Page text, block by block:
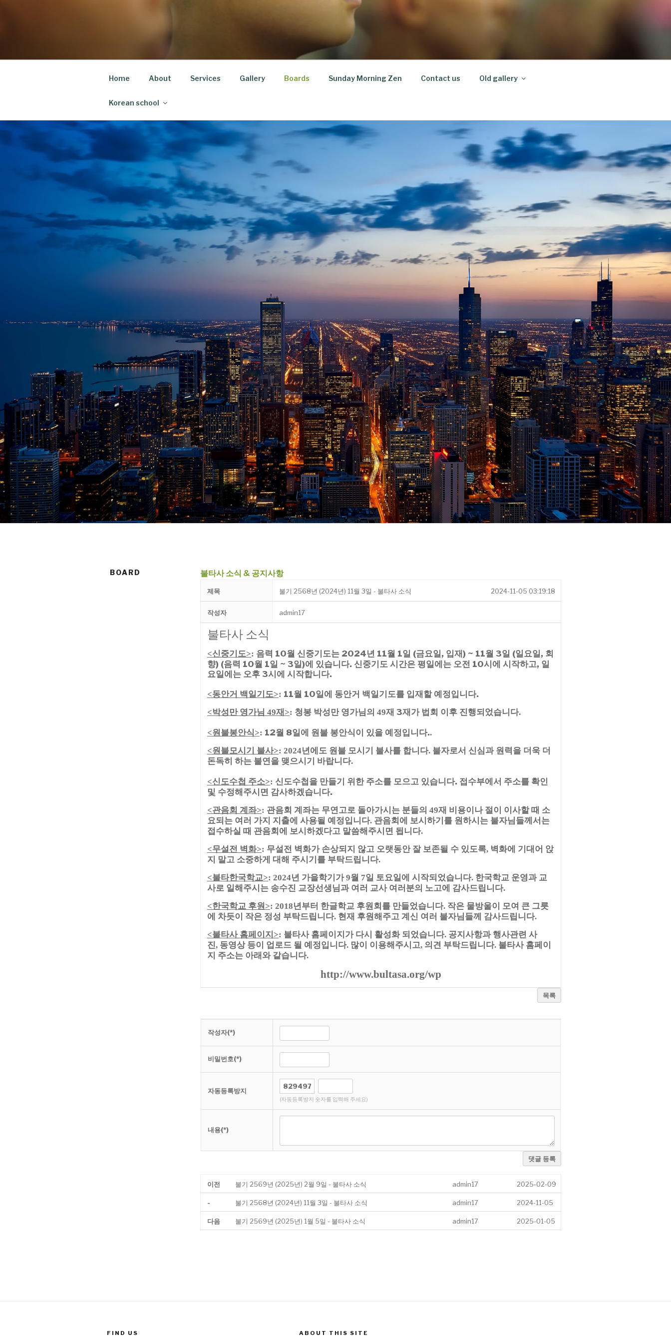
Home About Services Gallery Boards Sunday Morning Zen Contact us Old gallery
Korean school
BOARD 불타사 소식 & 공지사항
제목 불기 2568년 (2024년) 11월 3일 - 불타사 소식 2024-11-05 03:19:18
작성자 admin17
불타사 소식
<신중기도>: 음력 10월 신중기도는 2024년 11월 1일 (금요일, 입재) ~ 11월 3일 (일요일, 회
향) (음력 10월 1일 ~ 3일)에 있습니다. 신중기도 시간은 평일에는 오전 10시에 시작하고, 일
요일에는 오후 3시에 시작합니다.
<동안거 백일기도>: 11월 10일에 동안거 백일기도를 입재할 예정입니다.
<박성만 영가님 49재>: 청봉 박성만 영가님의 49재 3재가 법회 이후 진행되었습니다.
<원불봉안식>: 12월 8일에 원불 봉안식이 있을 예정입니다..
<원불모시기 불사>: 2024년에도 원불 모시기 불사를 합니다. 불자로서 신심과 원력을 더욱 더
돈독히 하는 불연을 맺으시기 바랍니다.
<신도수첩 주소>: 신도수첩을 만들기 위한 주소를 모으고 있습니다. 접수부에서 주소를 확인
및 수정해주시면 감사하겠습니다.
<관음회 계좌>: 관음회 계좌는 무연고로 돌아가시는 분들의 49재 비용이나 절이 이사할 때 소
요되는 여러 가지 지출에 사용될 예정입니다. 관음회에 보시하기를 원하시는 불자님들께서는
접수하실 때 관음회에 보시하겠다고 말씀해주시면 됩니다.
<무설전 벽화>: 무설전 벽화가 손상되지 않고 오랫동안 잘 보존될 수 있도록, 벽화에 기대어 앉
지 말고 소중하게 대해 주시기를 부탁드립니다.
<불타한국학교>: 2024년 가을학기가9월 7일 토요일에 시작되었습니다. 한국학교 운영과 교
사로 일해주시는 송수진 교장선생님과 여러 교사 여러분의 노고에 감사드립니다.
<한국학교 후원>: 2018년부터 한글학교 후원회를 만들었습니다. 작은 물방울이 모여 큰 그릇
에 차듯이 작은 정성 부탁드립니다. 현재 후원해주고 계신 여러 불자님들께 감사드립니다.
<불타사 홈페이지>: 불타사 홈페이지가 다시 활성화 되었습니다. 공지사항과 행사관련 사
진, 동영상 등이 업로드 될 예정입니다. 많이 이용해주시고, 의견 부탁드립니다. 불타사 홈페이
지 주소는 아래와 같습니다.
http://www.bultasa.org/wp
목록
작성자(*)
비밀번호(*)
자동등록방지
(자동등록방지 숫자를 입력해 주세요)
내용(*)
댓글 등록
이전 불기 2569년 (2025년) 2월 9일 - 불타사 소식 admin17 2025-02-09
- 불기 2568년 (2024년) 11월 3일 - 불타사 소식 admin17 2024-11-05
다음 불기 2569년 (2025년) 1월 5일 - 불타사 소식 admin17 2025-01-05
FIND US ABOUT THIS SITE